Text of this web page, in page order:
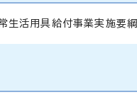
生活用具給付事業実施要綱